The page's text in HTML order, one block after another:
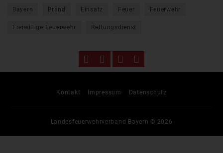
Bayern Brand Einsatz Feuer Feuerwehr
Freiwillige Feuerwehr Rettungsdienst
Kontakt Impressum Datenschutz
Landesfeuerwehrverband Bayern © 2026